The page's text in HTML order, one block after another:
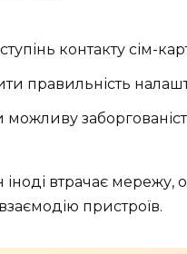
контакту сім-
правильність
можливу
втрачає мережу,
пристроїв.